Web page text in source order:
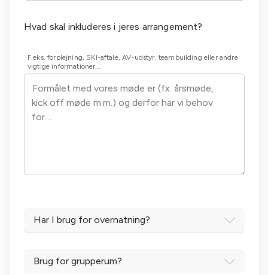
Hvad skal inkluderes i jeres arrangement?
F.eks. forplejning, SKI-aftale, AV-udstyr, teambuilding eller andre
vigtige informationer...
Har I brug for overnatning?
Brug for grupperum?